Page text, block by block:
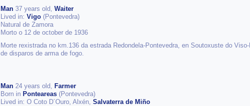
Man 37 years old, Waiter
Lived in: Vigo (Pontevedra)
Natural de Zamora
Morto o 12 de october de 1936
Morte rexistrada no km.136 da estrada Redondela-Pontevedra, en Soutoxuste do
de disparos de arma de fogo.
Man 24 years old, Farmer
Born in Ponteareas (Pontevedra)
Lived in: O Coto D´Ouro, Alxén, Salvaterra de Miño